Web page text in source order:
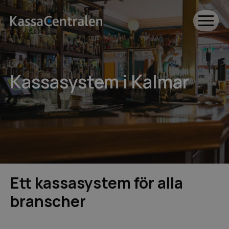
Kassasystem i Kalmar
Ett kassasystem för alla
branscher